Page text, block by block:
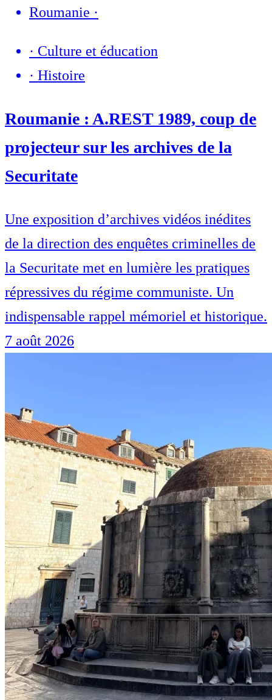
Roumanie ·
· Culture et éducation
· Histoire
Roumanie : A.REST 1989, coup de
projecteur sur les archives de la
Securitate
Une exposition d’archives vidéos inédites
de la direction des enquêtes criminelles de
la Securitate met en lumière les pratiques
répressives du régime communiste. Un
indispensable rappel mémoriel et historique.
7 août 2026